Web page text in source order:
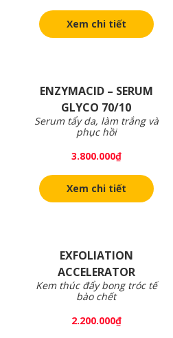
Xem chi tiết
ENZYMACID – SERUM
GLYCO 70/10
Serum tẩy da, làm trắng và
phục hồi
3.800.000₫
Xem chi tiết
EXFOLIATION
ACCELERATOR
Kem thúc đẩy bong tróc tế
bào chết
2.200.000₫